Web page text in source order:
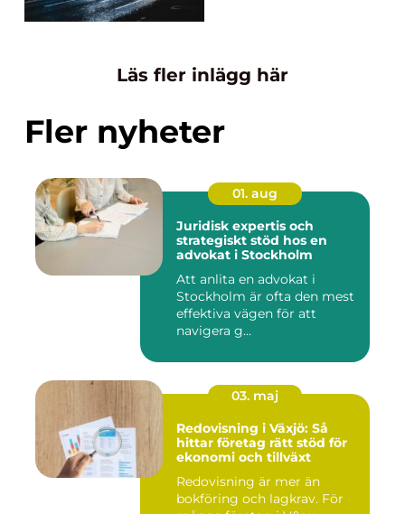
Läs fler inlägg här
Fler nyheter
01. aug
Juridisk expertis och
strategiskt stöd hos en
advokat i Stockholm
Att anlita en advokat i
Stockholm är ofta den mest
effektiva vägen för att
navigera g...
03. maj
Redovisning i Växjö: Så
hittar företag rätt stöd för
ekonomi och tillväxt
Redovisning är mer än
bokföring och lagkrav. För